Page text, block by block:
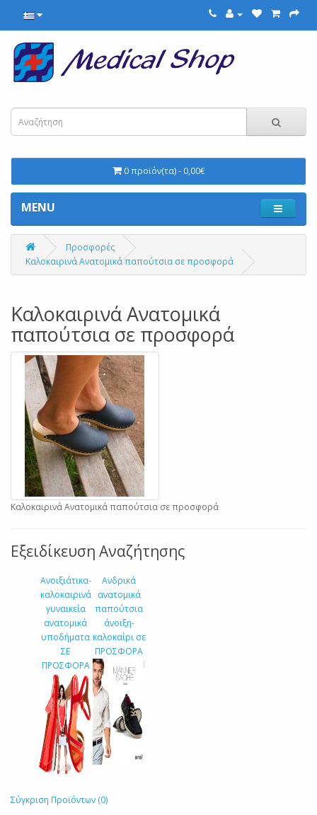
0 προϊόν(τα) - 0,00€
MENU
Προσφορές
Καλοκαιρινά Ανατομικά παπούτσια σε προσφορά
Καλοκαιρινά Ανατομικά
παπούτσια σε προσφορά
Καλοκαιρινά Ανατομικά παπούτσια σε προσφορά
Εξειδίκευση Αναζήτησης
Ανοιξιάτικα-
καλοκαιρινά
γυναικεία
ανατομικά
υποδήματα
ΣΕ
ΠΡΟΣΦΟΡΑ
Ανδρικά
ανατομικά
παπούτσια
άνοιξη-
καλοκαίρι σε
ΠΡΟΣΦΟΡΑ
Σύγκριση Προϊόντων (0)